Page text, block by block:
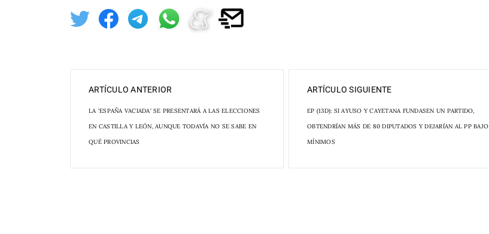
ARTÍCULO ANTERIOR
LA 'ESPAÑA VACIADA' SE PRESENTARÁ A LAS ELECCIONES
EN CASTILLA Y LEÓN, AUNQUE TODAVÍA NO SE SABE EN
QUÉ PROVINCIAS
ARTÍCULO SIGUIENTE
EP (13D): SI AYUSO Y CAYETANA FUNDASEN UN PARTIDO,
OBTENDRÍAN MÁS DE 80 DIPUTADOS Y DEJARÍAN AL PP BAJO
MÍNIMOS